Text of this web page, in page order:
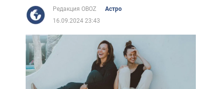
Редакция OBOZ
Астро
16.09.2024 23:43